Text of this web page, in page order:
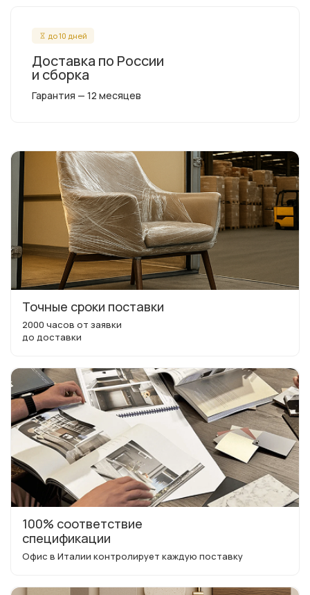
до 10 дней
Доставка по России
и сборка
Гарантия — 12 месяцев
Точные сроки поставки
2000 часов от заявки
до доставки
100% соответствие
спецификации
Офис в Италии контролирует каждую поставку